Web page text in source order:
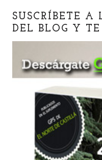
SUSCRÍBETE A
DEL BLOG Y